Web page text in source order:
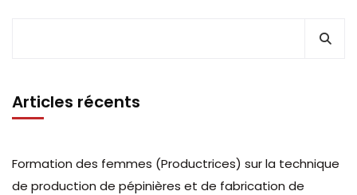
Articles récents
Formation des femmes (Productrices) sur la technique
de production de pépinières et de fabrication de